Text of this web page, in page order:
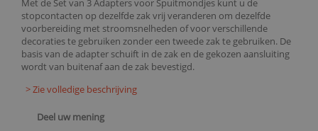
Met de Set van 3 Adapters voor Spuitmondjes kunt u de
stopcontacten op dezelfde zak vrij veranderen om dezelfde
voorbereiding met stroomsnelheden of voor verschillende
decoraties te gebruiken zonder een tweede zak te gebruiken. De
basis van de adapter schuift in de zak en de gekozen aansluiting
wordt van buitenaf aan de zak bevestigd.
> Zie volledige beschrijving
Deel uw mening